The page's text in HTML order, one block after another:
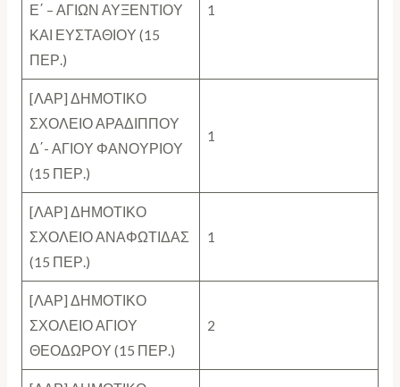
Ε΄ – ΑΓΙΩΝ ΑΥΞΕΝΤΙΟΥ
ΚΑΙ ΕΥΣΤΑΘΙΟΥ (15
ΠΕΡ.)
1
[ΛΑΡ] ΔΗΜΟΤΙΚΟ
ΣΧΟΛΕΙΟ ΑΡΑΔΙΠΠΟΥ
Δ΄- ΑΓΙΟΥ ΦΑΝΟΥΡΙΟΥ
(15 ΠΕΡ.)
1
[ΛΑΡ] ΔΗΜΟΤΙΚΟ
ΣΧΟΛΕΙΟ ΑΝΑΦΩΤΙΔΑΣ
(15 ΠΕΡ.)
1
[ΛΑΡ] ΔΗΜΟΤΙΚΟ
ΣΧΟΛΕΙΟ ΑΓΙΟΥ
ΘΕΟΔΩΡΟΥ (15 ΠΕΡ.)
2